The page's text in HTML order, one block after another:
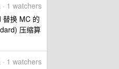
· 1 watchers
替换 MC 的
压缩算
· 1 watchers